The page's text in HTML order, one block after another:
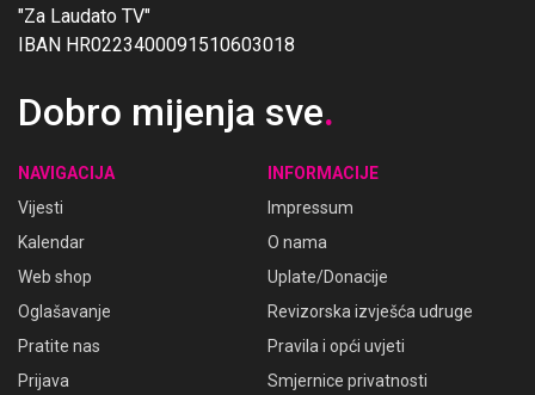
"Za Laudato TV"
IBAN HR0223400091510603018
Dobro mijenja sve.
NAVIGACIJA
Vijesti
Kalendar
Web shop
Oglašavanje
Pratite nas
Prijava
INFORMACIJE
Impressum
O nama
Uplate/Donacije
Revizorska izvješća udruge
Pravila i opći uvjeti
Smjernice privatnosti